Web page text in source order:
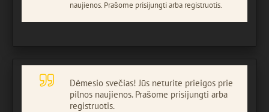
naujienos. Prašome prisijungti arba registruotis.
Dėmesio svečias! Jūs neturite prieigos prie
pilnos naujienos. Prašome prisijungti arba
registruotis.